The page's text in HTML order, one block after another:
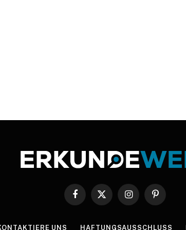
Facebook
X
InstagramPinterest
UNS HAFTUNGSAUSSCHLUSS